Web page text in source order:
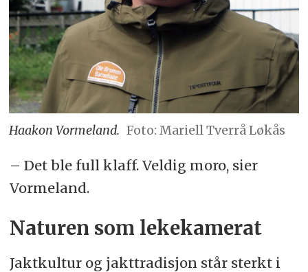
Haakon Vormeland. Foto: Mariell Tverrå Løkås
– Det ble full klaff. Veldig moro, sier
Vormeland.
Naturen som lekekamerat
Jaktkultur og jakttradisjon står sterkt i